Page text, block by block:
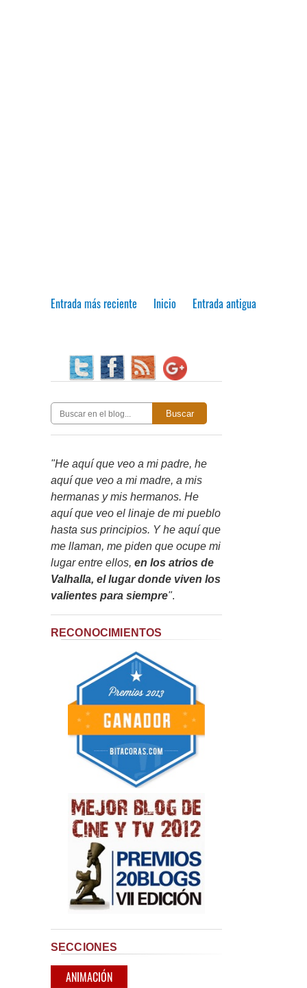
Entrada más reciente Entrada antigua
Inicio
Buscar
"He aquí que veo a mi padre, he
aquí que veo a mi madre, a mis
hermanas y mis hermanos. He
aquí que veo el linaje de mi pueblo
hasta sus principios. Y he aquí que
me llaman, me piden que ocupe mi
lugar entre ellos, en los atrios de
Valhalla, el lugar donde viven los
valientes para siempre".
RECONOCIMIENTOS
SECCIONES
ANIMACIÓN